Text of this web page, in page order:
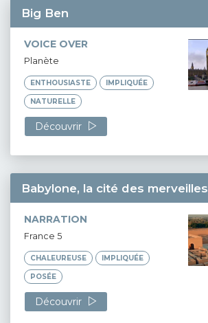
Big Ben
VOICE OVER
Planète
ENTHOUSIASTE IMPLIQUÉE
NATURELLE
Découvrir
Babylone, la cité des merveilles
NARRATION
France 5
CHALEUREUSE IMPLIQUÉE
POSÉE
Découvrir